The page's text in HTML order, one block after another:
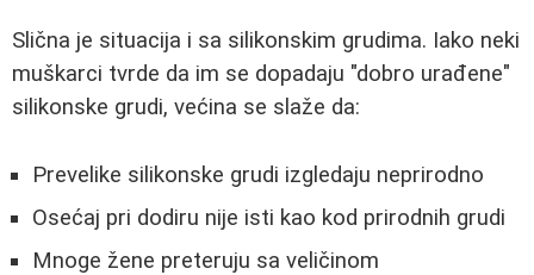
Slična je situacija i sa silikonskim grudima. Iako neki
muškarci tvrde da im se dopadaju "dobro urađene"
silikonske grudi, većina se slaže da:
Prevelike silikonske grudi izgledaju neprirodno
Osećaj pri dodiru nije isti kao kod prirodnih grudi
Mnoge žene preteruju sa veličinom